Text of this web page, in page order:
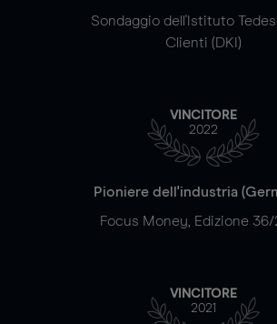
Sondaggio dell'Istituto
Clienti (DKI)
VINCITORE
2022
Pioniere dell'industria
Focus Money, Edizione
VINCITORE
2021